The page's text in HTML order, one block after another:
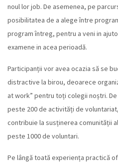
noul lor job. De asemenea, pe
posibilitatea de a alege între
program întreg, pentru a veni in
examene in acea perioadă.
Participanții vor avea ocazia să se
distractive la birou, deoarece
at work” pentru toți colegii noștri.
peste 200 de activități de
contribuie la susținerea comunității
peste 1000 de voluntari.
Pe lângă toată experiența practică